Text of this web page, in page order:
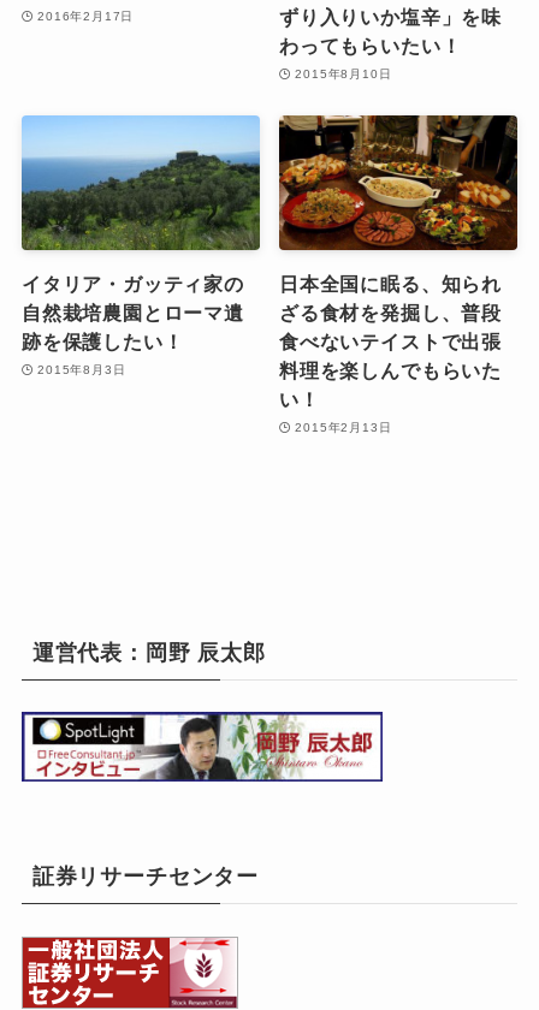
2016年2月17日
ずり入りいか塩辛」を味
わってもらいたい！
2015年8月10日
イタリア・ガッティ家の
自然栽培農園とローマ遺
跡を保護したい！
2015年8月3日
日本全国に眠る、知られ
ざる食材を発掘し、普段
食べないテイストで出張
料理を楽しんでもらいた
い！
2015年2月13日
運営代表：岡野 辰太郎
証券リサーチセンター